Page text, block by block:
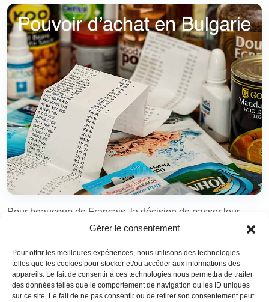
Gérer le consentement
Pour offrir les meilleures expériences, nous utilisons des technologies
telles que les cookies pour stocker et/ou accéder aux informations des
appareils. Le fait de consentir à ces technologies nous permettra de traiter
des données telles que le comportement de navigation ou les ID uniques
sur ce site. Le fait de ne pas consentir ou de retirer son consentement peut
Pour beaucoup de Français, la décision de passer leur
retraite à l’étrangerest liée surtout à un besoin d’avoir un
loin devant la France. Comparée au Portugal, un autre pays
très apprécié par les retraités français par ailleurs, elle
dispose encore d’une importante avancée.